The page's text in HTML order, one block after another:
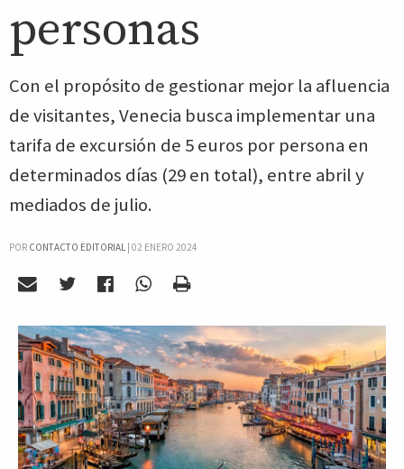
personas
Con el propósito de gestionar mejor la afluencia
de visitantes, Venecia busca implementar una
tarifa de excursión de 5 euros por persona en
determinados días (29 en total), entre abril y
mediados de julio.
POR CONTACTO EDITORIAL| 02 ENERO 2024